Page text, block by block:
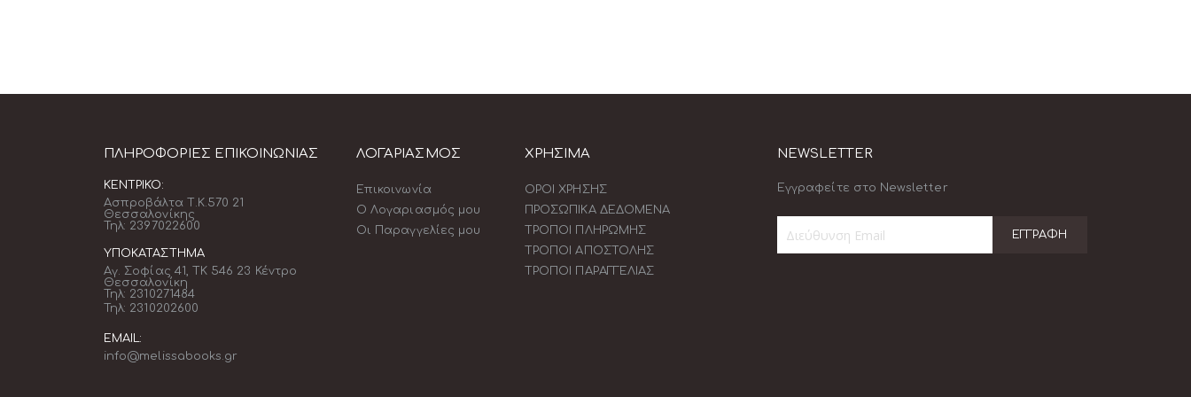
ΠΛΗΡΟΦΟΡΊΕΣ ΕΠΙΚΟΙΝΩΝΊΑΣ
ΚΕΝΤΡΙΚΌ:
Ασπροβάλτα Τ.Κ.570 21
Θεσσαλονίκης
Τηλ: 2397022600
ΥΠΟΚΑΤΆΣΤΗΜΑ
Αγ. Σοφίας 41, ΤΚ 546 23 Κέντρο
Θεσσαλονίκη
Τηλ: 2310271484
Τηλ: 2310202600
EMAIL:
info@melissabooks.gr
ΛΟΓΑΡΙΑΣΜΟΣ
Επικοινωνία
Ο Λογαριασμός μου
Οι Παραγγελίες μου
ΧΡΗΣΙΜΑ
ΟΡΟΙ ΧΡΗΣΗΣ
ΠΡΟΣΩΠΙΚΑ ΔΕΔΟΜΕΝΑ
ΤΡΟΠΟΙ ΠΛΗΡΩΜΗΣ
ΤΡΟΠΟΙ ΑΠΟΣΤΟΛΗΣ
ΤΡΟΠΟΙ ΠΑΡΑΓΓΕΛΙΑΣ
NEWSLETTER
Εγγραφείτε στο Newsletter
ΕΓΓΡΑΦΉ